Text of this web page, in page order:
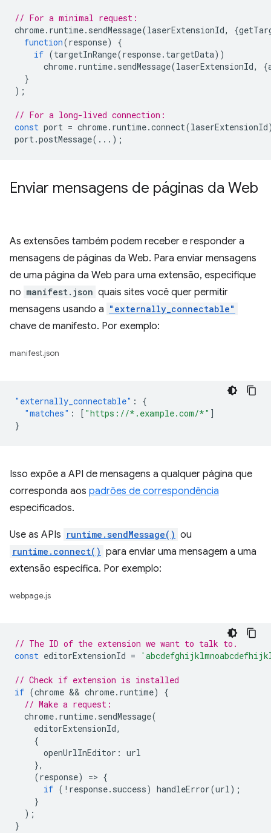
// For a minimal request:
chrome. runtime. sendMessage(laserExtensionId, {
function(response)
{
if (targetInRange(response. targetData))
chrome. runtime. sendMessage(laserExtensionId, {
}
);
// For a long-lived connection:
const port = chrome. runtime.connect(laserExtensionId
port.postMessage(...);
Enviar mensagens de páginas da Web
As extensões também podem receber e responder a
mensagens de páginas da Web. Para enviar mensagens
de uma página da Web para uma extensão, especifique
no manifest.json quais sites você quer permitir
mensagens usando a "externally_connectable"
chave de manifesto. Por exemplo:
manifest.json
"externally_connectable" :
{
"matches" : [ "https://*.example.com/*" ]
}
Isso expõe a API de mensagens a qualquer página que
corresponda aos padrões de correspondência
especificados.
Use as APIs runtime.sendMessage() ou
runtime.connect() para enviar uma mensagem a uma
extensão específica. Por exemplo:
webpage.js
// The ID of the extension we want to talk to.
const editorExtensionId =
// Check if extension is installed
if (chrome && chrome. runtime)
{
// Make a request:
chrome. runtime. sendMessage(
editorExtensionId,
{
openUrlInEditor : url
},
(response) => {
if ( ! response. success) handleError(url);
}
);
}